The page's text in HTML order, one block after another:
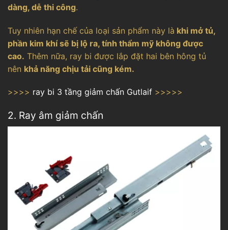
dàng, dễ thi công.
Tuy nhiên hạn chế của loại sản phẩm này là khi mở tủ,
phần kim khí sẽ bị lộ ra, tính thẩm mỹ không được
cao. Thêm nữa, ray bi được lắp đặt hai bên hông tủ
nên khả năng chịu tải cũng kém.
>>>> ray bi 3 tầng giảm chấn Gutlaif >>>>>
2. Ray âm giảm chấn